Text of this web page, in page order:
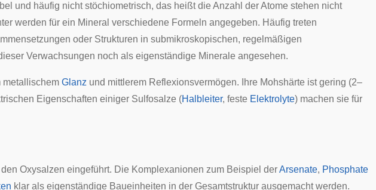
und häufig nicht stöchiometrisch, das heißt die Anzahl der Atome stehen nicht
werden für ein Mineral verschiedene Formeln angegeben. Häufig treten
oder Strukturen in submikroskopischen, regelmäßigen
Verwachsungen noch als eigenständige Minerale angesehen.
metallischem Glanz und mittlerem Reflexionsvermögen. Ihre Mohshärte ist gering (2–
Eigenschaften einiger Sulfosalze (Halbleiter, feste Elektrolyte) machen sie für
Oxysalzen eingeführt. Die Komplexanionen zum Beispiel derArsenate, Phosphate
klar als eigenständige Baueinheiten in der Gesamtstruktur ausgemacht werden.